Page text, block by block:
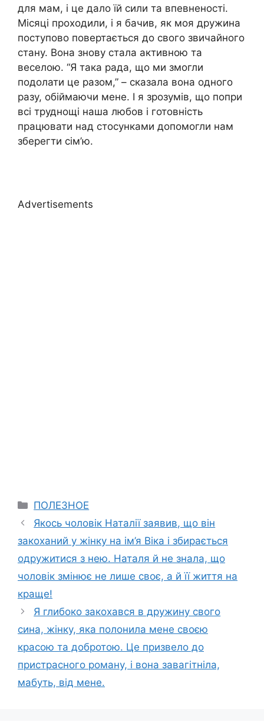
для мам, і це дало їй сили та впевненості.
Місяці проходили, і я бачив, як моя дружина
поступово повертається до свого звичайного
стану. Вона знову стала активною та
веселою. “Я така рада, що ми змогли
подолати це разом,” – сказала вона одного
разу, обіймаючи мене. І я зрозумів, що попри
всі труднощі наша любов і готовність
працювати над стосунками допомогли нам
зберегти сім’ю.
Advertisements
Categories
ПОЛЕЗНОЕ
Якось чоловік Наталії заявив, що він
закоханий у жінку на ім’я Віка і збирається
одружитися з нею. Наталя й не знала, що
чоловік змінює не лише своє, а й її життя на
краще!
Я глибоко закохався в дружину свого
сина, жінку, яка полонила мене своєю
красою та добротою. Це призвело до
пристрасного роману, і вона завагітніла,
мабуть, від мене.